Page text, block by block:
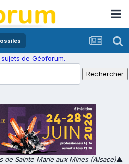
de Géoforum.
de Sainte Marie aux Mines (Alsace)▲